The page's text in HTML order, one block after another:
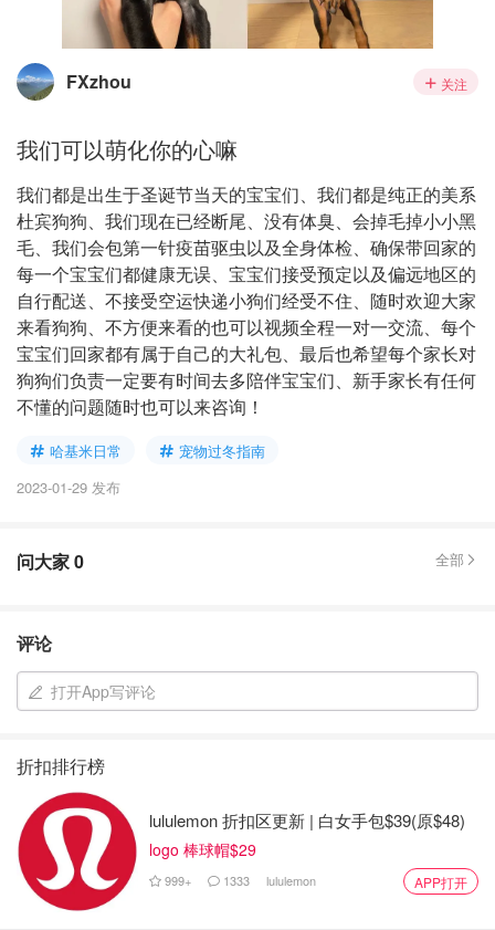
FXzhou 关注
我们可以萌化你的心嘛
我们都是出生于圣诞节当天的宝宝们、我们都是纯正的美系
杜宾狗狗、我们现在已经断尾、没有体臭、会掉毛掉小小黑
毛、我们会包第一针疫苗驱虫以及全身体检、确保带回家的
每一个宝宝们都健康无误、宝宝们接受预定以及偏远地区的
自行配送、不接受空运快递小狗们经受不住、随时欢迎大家
来看狗狗、不方便来看的也可以视频全程一对一交流、每个
宝宝们回家都有属于自己的大礼包、最后也希望每个家长对
狗狗们负责一定要有时间去多陪伴宝宝们、新手家长有任何
不懂的问题随时也可以来咨询！
哈基米日常
宠物过冬指南
2023-01-29 发布
问大家0 全部
评论
打开App写评论
折扣排行榜
lululemon 折扣区更新 | 白女手包$39(原$48)
logo 棒球帽$29
999+ 1333 lululemon APP打开